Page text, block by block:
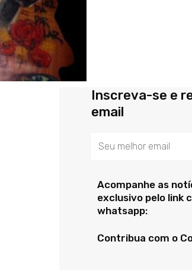
Inscreva-se e
email
Acompanhe as
exclusivo pelo link
whatsapp:
Contribua com o